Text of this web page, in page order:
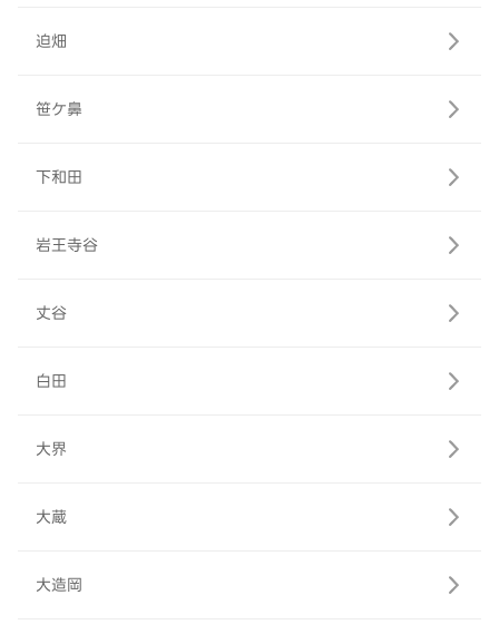
迫畑
笹ケ鼻
下和田
岩王寺谷
丈谷
白田
大界
大蔵
大造岡